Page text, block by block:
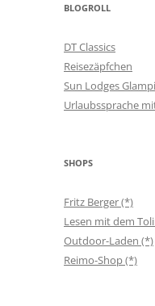
BLOGROLL
DT Classics
Reisezäpfchen
Sun Lodges
Urlaubssprache
SHOPS
Fritz Berger (*)
Lesen mit dem
Outdoor-Laden (*)
Reimo-Shop (*)